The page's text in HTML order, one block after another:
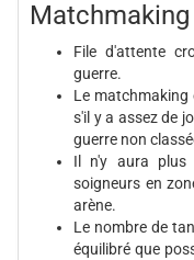
Matchmaking
File d'attente
guerre.
Le matchmaking
s'il y a assez de
guerre non
Il n'y aura plus
soigneurs en
arène.
Le nombre de
équilibré que